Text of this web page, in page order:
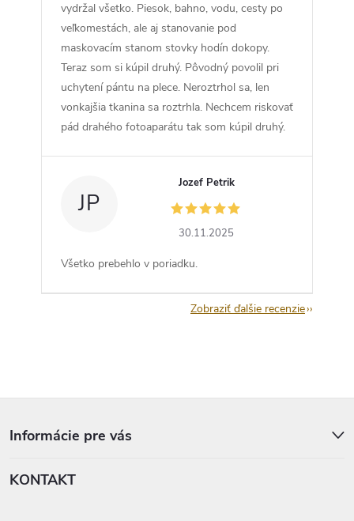
vydržal všetko. Piesok, bahno, vodu, cesty po
veľkomestách, ale aj stanovanie pod
maskovacím stanom stovky hodín dokopy.
Teraz som si kúpil druhý. Pôvodný povolil pri
uchytení pántu na plece. Neroztrhol sa, len
vonkajšia tkanina sa roztrhla. Nechcem riskovať
pád drahého fotoaparátu tak som kúpil druhý.
JP
Jozef Petrik
30.11.2025
Všetko prebehlo v poriadku.
Zobraziť ďalšie recenzie
Informácie pre vás
KONTAKT